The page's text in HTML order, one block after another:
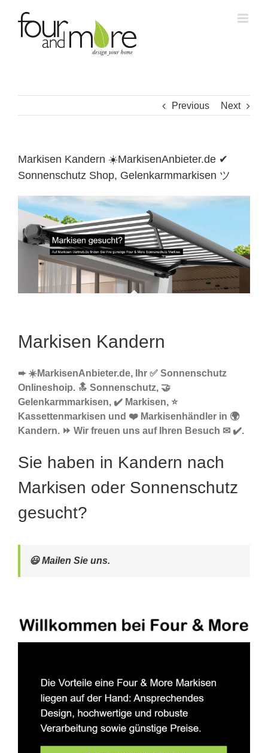
content
Previous Next
Markisen Kandern ☀️MarkisenAnbieter.de ✔
Sonnenschutz Shop, Gelenkarmmarkisen ツ
Markisen Kandern
➨ ☀️MarkisenAnbieter.de, Ihr ✅ Sonnenschutz
Onlineshoip. 🔝 Sonnenschutz, 🤝
Gelenkarmmarkisen, ✔️ Markisen, ⭐
Kassettenmarkisen und ❤️ Markisenhändler in 🌍
Kandern. ⏩ Wir freuen uns auf Ihren Besuch ✉ ✔️.
Sie haben in Kandern nach
Markisen oder Sonnenschutz
gesucht?
😃 Mailen Sie uns.